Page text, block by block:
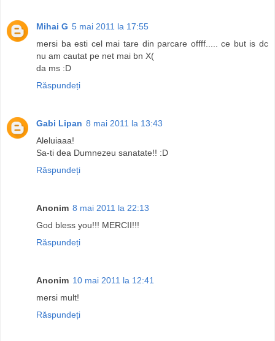
Mihai G 5 mai 2011 la 17:55
mersi ba esti cel mai tare din parcare offff..... ce but is dc
nu am cautat pe net mai bn X(
da ms :D
Răspundeți
Gabi Lipan 8 mai 2011 la 13:43
Aleluiaaa!
Sa-ti dea Dumnezeu sanatate!! :D
Răspundeți
Anonim 8 mai 2011 la 22:13
God bless you!!! MERCII!!!
Răspundeți
Anonim 10 mai 2011 la 12:41
mersi mult!
Răspundeți